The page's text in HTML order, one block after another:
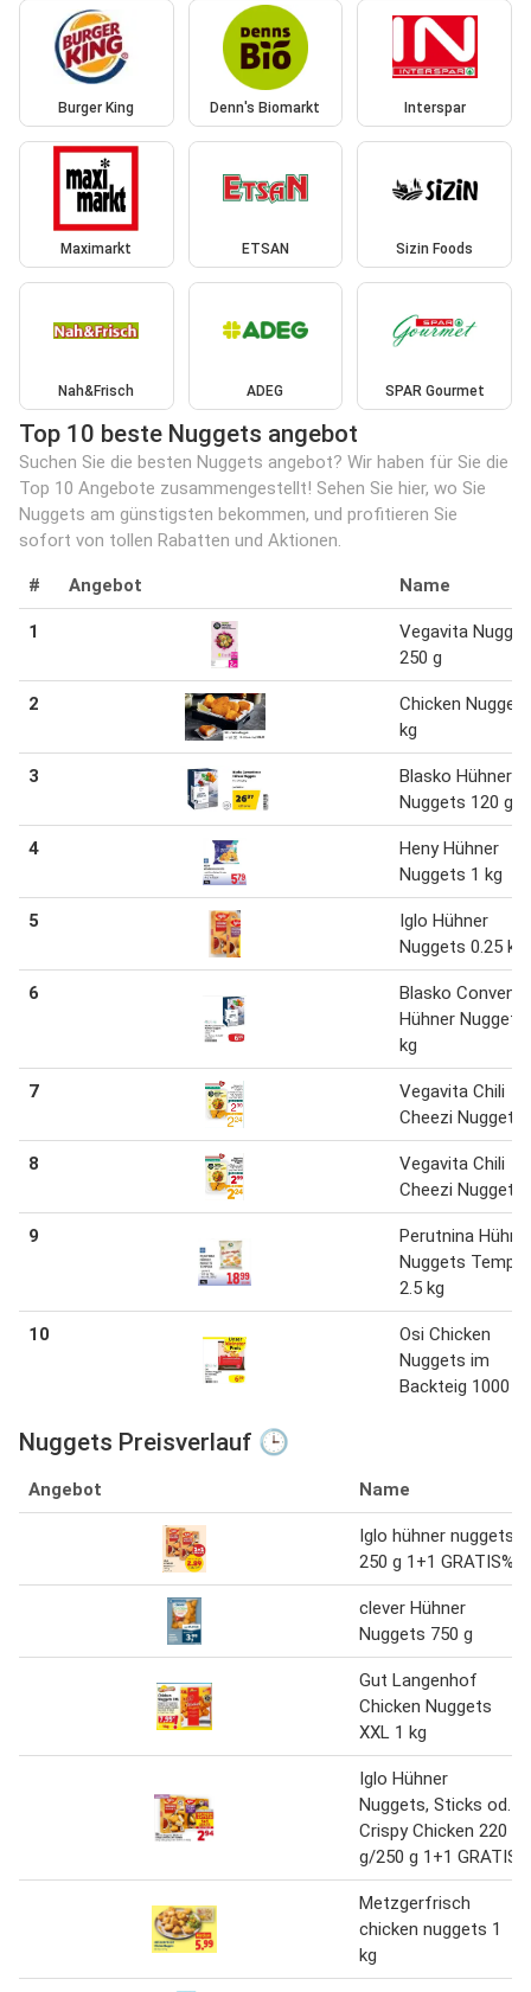
Burger King Denn's Biomarkt Interspar
Maximarkt ETSAN Sizin Foods
Nah&Frisch ADEG SPAR Gourmet
Top 10 beste Nuggets angebot
Suchen Sie die besten Nuggets angebot? Wir haben für Sie die
Top 10 Angebote zusammengestellt! Sehen Sie hier, wo Sie
Nuggets am günstigsten bekommen, und profitieren Sie
sofort von tollen Rabatten und Aktionen.
# Angebot Name
1
Vegavita
250 g
2
Chicken
kg
3
Blasko Hühner
Nuggets 120 g
4
Heny Hühner
Nuggets 1 kg
5
Iglo Hühner
Nuggets 0.25 kg
6
Blasko
Hühner Nuggets
kg
7
Vegavita Chili
Cheezi Nuggets
8
Vegavita Chili
Cheezi Nuggets
9
Perutnina
Nuggets
2.5 kg
10
Osi Chicken
Nuggets im
Backteig 1000 g
Nuggets Preisverlauf 🕒
Angebot Name
Iglo hühner nuggets
250 g 1+1 GRATIS%
clever Hühner
Nuggets 750 g
Gut Langenhof
Chicken Nuggets
XXL 1 kg
Iglo Hühner
Nuggets, Sticks od.
Crispy Chicken 220
g/250 g 1+1 GRATIS
Metzgerfrisch
chicken nuggets 1
kg